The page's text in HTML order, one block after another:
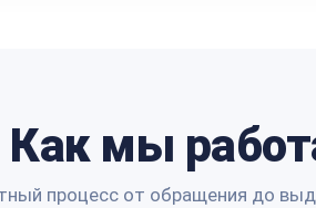
Как мы
процесс от обращения до